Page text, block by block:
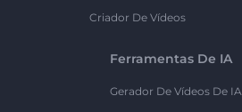
Criador De Vídeos
Ferramentas De IA
Gerador De Vídeos De IA